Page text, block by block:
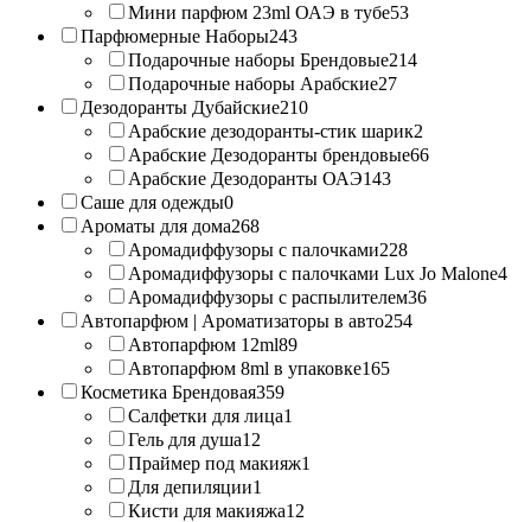
Мини парфюм 23ml ОАЭ в тубе53
Парфюмерные Наборы243
Подарочные наборы Брендовые214
Подарочные наборы Арабские27
Дезодоранты Дубайские210
Арабские дезодоранты-стик шарик2
Арабские Дезодоранты брендовые66
Арабские Дезодоранты ОАЭ143
Саше для одежды0
Ароматы для дома268
Аромадиффузоры с палочками228
Аромадиффузоры с палочками Lux Jo Malone4
Аромадиффузоры с распылителем36
Автопарфюм | Ароматизаторы в авто254
Автопарфюм 12ml89
Автопарфюм 8ml в упаковке165
Косметика Брендовая359
Салфетки для лица1
Гель для душа12
Праймер под макияж1
Для депиляции1
Кисти для макияжа12